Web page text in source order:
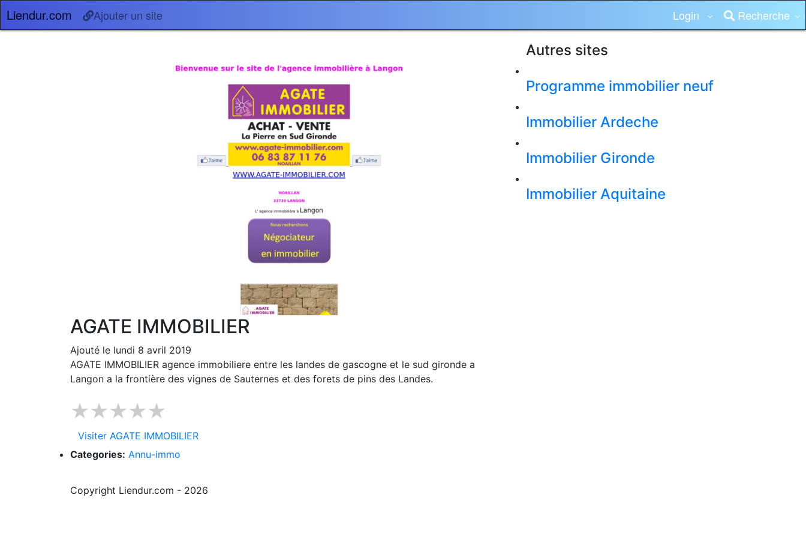
Liendur.com Ajouter un site Login Recherche
AGATE IMMOBILIER
Ajouté le lundi 8 avril 2019
AGATE IMMOBILIER agence immobiliere entre les landes de gascogne et le sud gironde a
Langon a la frontière des vignes de Sauternes et des forets de pins des Landes.
★★★★★
Visiter AGATE IMMOBILIER
Categories: Annu-immo
Autres sites
Programme immobilier neuf
Immobilier Ardeche
Immobilier Gironde
Immobilier Aquitaine
Copyright Liendur.com - 2026